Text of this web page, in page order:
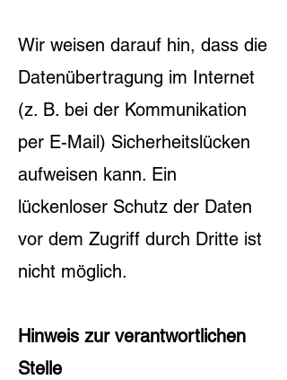
Wir weisen darauf hin, dass die
Datenübertragung im Internet
(z. B. bei der Kommunikation
per E-Mail) Sicherheitslücken
aufweisen kann. Ein
lückenloser Schutz der Daten
vor dem Zugriff durch Dritte ist
nicht möglich.
Hinweis zur verantwortlichen
Stelle